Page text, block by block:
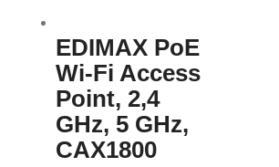
EDIMAX PoE
Wi-Fi Access
Point, 2,4
GHz, 5 GHz,
CAX1800